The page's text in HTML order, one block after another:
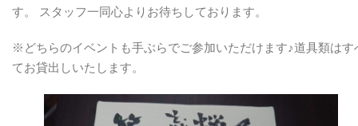
す。 スタッフ一同心よりお待ちしております。
※どちらのイベントも手ぶらでご参加いただけます♪道具類はす
てお貸出しいたします。